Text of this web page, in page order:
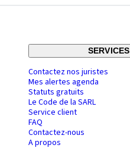
SERVICES
Contactez nos juristes
Mes alertes agenda
Statuts gratuits
Le Code de la SARL
Service client
FAQ
Contactez-nous
A propos